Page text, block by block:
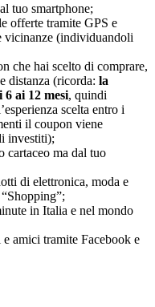
tuo smartphone;
offerte tramite GPS e
vicinanze (individuandoli
che hai scelto di comprare,
distanza (ricorda: la
6 ai 12 mesi, quindi
scelta entro i
il coupon viene
investiti);
cartaceo ma dal tuo
di elettronica, moda e
in Italia e nel mondo
amici tramite Facebook e